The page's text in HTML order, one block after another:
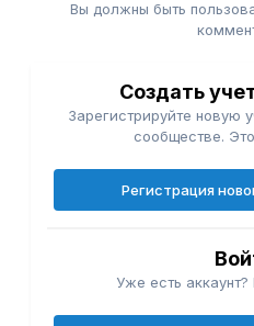
Вы должны быть
Создать
Зарегистрируйте новую
сообществе.
Регистрация
Уже есть